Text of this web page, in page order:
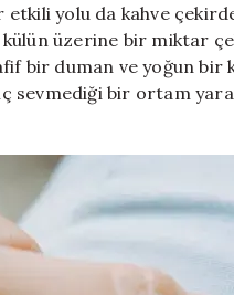
yolu da kahve
üzerine bir miktar
bir duman ve yoğun bir
sevmediği bir ortam